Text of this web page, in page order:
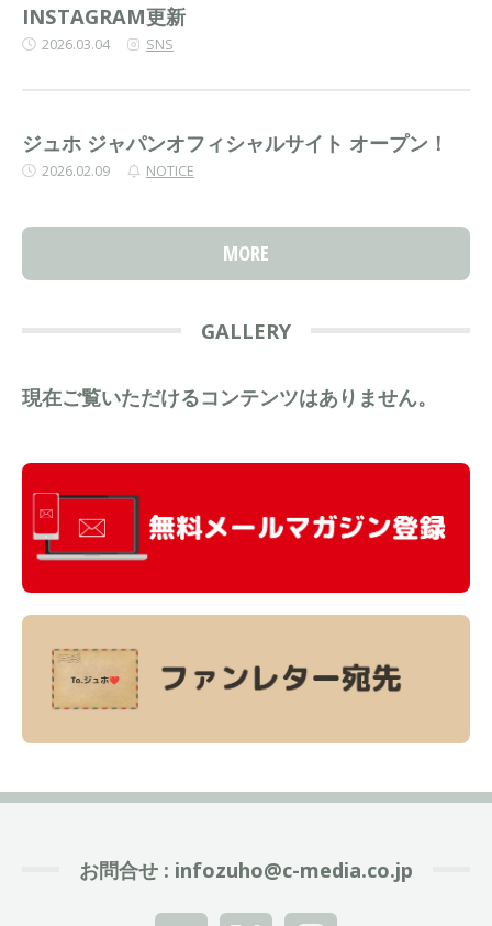
INSTAGRAM更新
2026.03.04 SNS
ジュホ ジャパンオフィシャルサイト オープン！
2026.02.09 NOTICE
MORE
GALLERY
現在ご覧いただけるコンテンツはありません。
お問合せ : infozuho@c-media.co.jp